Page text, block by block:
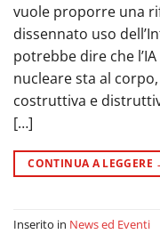
vuole proporre una
dissennato uso
potrebbe dire che
nucleare sta al
costruttiva e
[…]
CONTINUA A LEGGERE
Inserito in News ed Eventi